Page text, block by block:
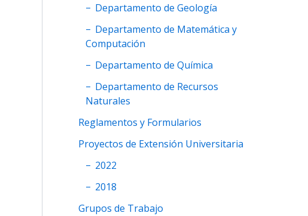
Departamento de Geología
Departamento de Matemática y
Computación
Departamento de Química
Departamento de Recursos
Naturales
Reglamentos y Formularios
Proyectos de Extensión Universitaria
2022
2018
Grupos de Trabajo